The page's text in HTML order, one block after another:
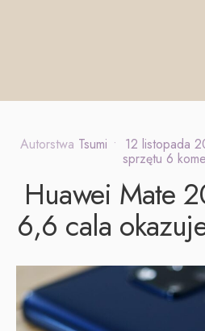
Autorstwa Tsumi • 12 listopada
sprzętu 6
Huawei Mate
6,6 cala